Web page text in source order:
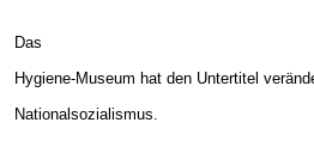
Das
Hygiene-Museum hat den Untertitel
Nationalsozialismus.